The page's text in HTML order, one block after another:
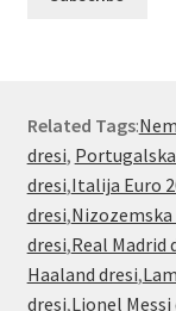
Related Tags:
dresi,
dresi,Italija Euro
dresi,Nizozemska
dresi,Real Madrid
Haaland dresi,
dresi,Lionel Messi